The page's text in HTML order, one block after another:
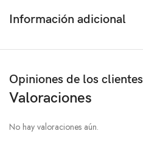
Información adicional
Opiniones de los clientes
Valoraciones
No hay valoraciones aún.